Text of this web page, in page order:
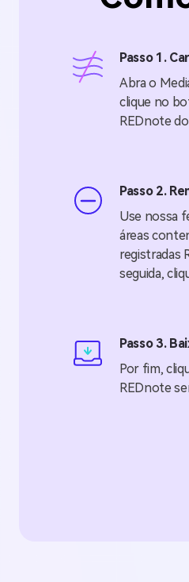
Passo 1.
Abra o
clique no
REDnote
Passo 2.
Use nossa
áreas
registradas
seguida,
Passo 3.
Por fim,
REDnote